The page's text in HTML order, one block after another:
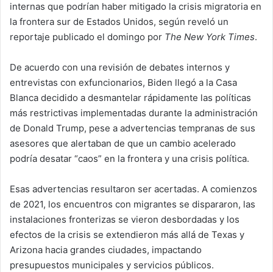
internas que podrían haber mitigado la crisis migratoria en
la frontera sur de Estados Unidos, según reveló un
reportaje publicado el domingo por The New York Times.
De acuerdo con una revisión de debates internos y
entrevistas con exfuncionarios, Biden llegó a la Casa
Blanca decidido a desmantelar rápidamente las políticas
más restrictivas implementadas durante la administración
de Donald Trump, pese a advertencias tempranas de sus
asesores que alertaban de que un cambio acelerado
podría desatar “caos” en la frontera y una crisis política.
Esas advertencias resultaron ser acertadas. A comienzos
de 2021, los encuentros con migrantes se dispararon, las
instalaciones fronterizas se vieron desbordadas y los
efectos de la crisis se extendieron más allá de Texas y
Arizona hacia grandes ciudades, impactando
presupuestos municipales y servicios públicos.